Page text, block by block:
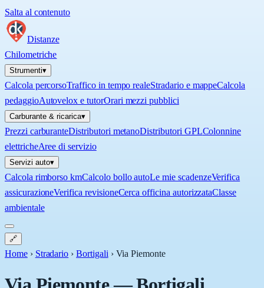
Salta al contenuto
Distanze
Chilometriche
Strumenti▾
Calcola percorsoTraffico in tempo realeStradario e mappeCalcola
pedaggioAutovelox e tutorOrari mezzi pubblici
Carburante & ricarica▾
Prezzi carburanteDistributori metanoDistributori GPLColonnine
elettricheAree di servizio
Servizi auto▾
Calcola rimborso kmCalcolo bollo autoLe mie scadenzeVerifica
assicurazioneVerifica revisioneCerca officina autorizzataClasse
ambientale
🔗
Home › Stradario › Bortigali › Via Piemonte